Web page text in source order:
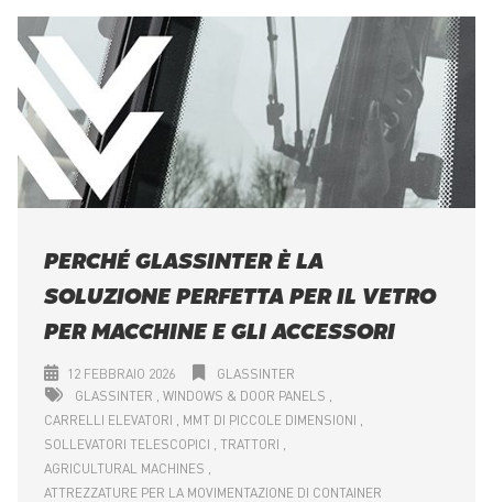
PERCHÉ GLASSINTER È LA
SOLUZIONE PERFETTA PER IL VETRO
PER MACCHINE E GLI ACCESSORI
12 FEBBRAIO 2026
GLASSINTER
GLASSINTER
WINDOWS & DOOR PANELS
CARRELLI ELEVATORI
MMT DI PICCOLE DIMENSIONI
SOLLEVATORI TELESCOPICI
TRATTORI
AGRICULTURAL MACHINES
ATTREZZATURE PER LA MOVIMENTAZIONE DI CONTAINER